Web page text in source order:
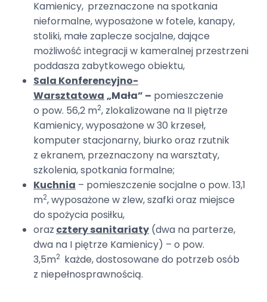
Kamienicy, przeznaczone na spotkania
nieformalne, wyposażone w fotele, kanapy,
stoliki, małe zaplecze socjalne, dające
możliwość integracji w kameralnej przestrzeni
poddasza zabytkowego obiektu,
Sala Konferencyjno-
Warsztatowa „Mała” – pomieszczenie
o pow. 56,2 m2, zlokalizowane na II piętrze
Kamienicy, wyposażone w 30 krzeseł,
komputer stacjonarny, biurko oraz rzutnik
z ekranem, przeznaczony na warsztaty,
szkolenia, spotkania formalne;
Kuchnia – pomieszczenie socjalne o pow. 13,1
m2, wyposażone w zlew, szafki oraz miejsce
do spożycia posiłku,
oraz cztery sanitariaty (dwa na parterze,
dwa na I piętrze Kamienicy) – o pow.
3,5m2 każde, dostosowane do potrzeb osób
z niepełnosprawnością.